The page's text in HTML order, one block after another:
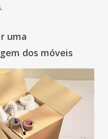
uma
dos móveis